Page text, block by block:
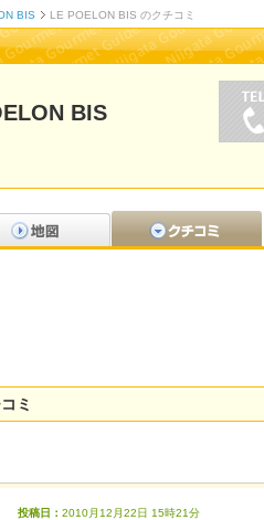
BIS LE POELON BIS のクチコミ
BIS
ミ
投稿日： 2010月12月22日 15時21分